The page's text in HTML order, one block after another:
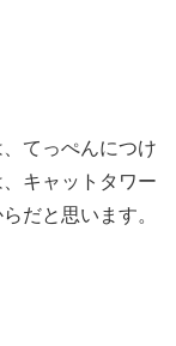
てっぺんにつけ
キャットタワー
だと思います。